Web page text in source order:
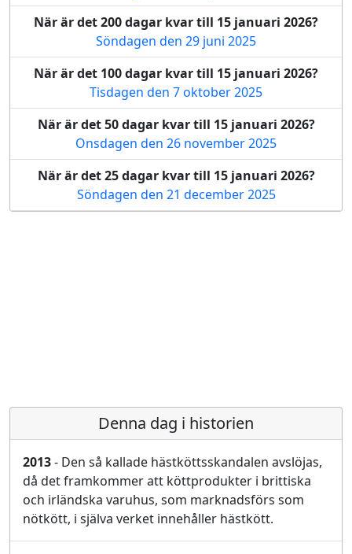
När är det 200 dagar kvar till 15 januari 2026?
Söndagen den 29 juni 2025
När är det 100 dagar kvar till 15 januari 2026?
Tisdagen den 7 oktober 2025
När är det 50 dagar kvar till 15 januari 2026?
Onsdagen den 26 november 2025
När är det 25 dagar kvar till 15 januari 2026?
Söndagen den 21 december 2025
Denna dag i historien
2013- Den så kallade hästköttsskandalen avslöjas,
då det framkommer att köttprodukter i brittiska
och irländska varuhus, som marknadsförs som
nötkött, i själva verket innehåller hästkött.